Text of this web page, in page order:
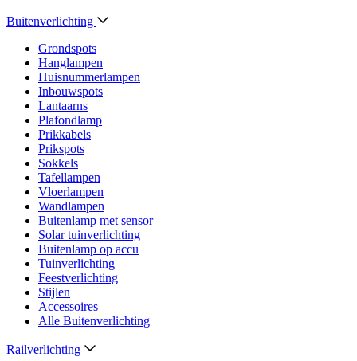
Buitenverlichting
Grondspots
Hanglampen
Huisnummerlampen
Inbouwspots
Lantaarns
Plafondlamp
Prikkabels
Prikspots
Sokkels
Tafellampen
Vloerlampen
Wandlampen
Buitenlamp met sensor
Solar tuinverlichting
Buitenlamp op accu
Tuinverlichting
Feestverlichting
Stijlen
Accessoires
Alle Buitenverlichting
Railverlichting